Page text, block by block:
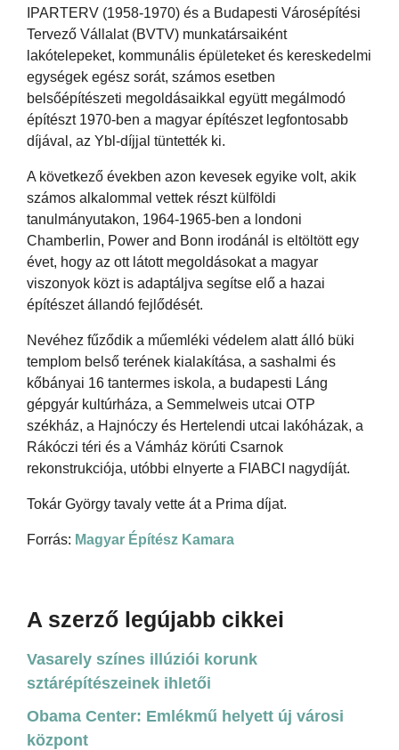
IPARTERV (1958-1970) és a Budapesti Városépítési
Tervező Vállalat (BVTV) munkatársaiként
lakótelepeket, kommunális épületeket és kereskedelmi
egységek egész sorát, számos esetben
belsőépítészeti megoldásaikkal együtt megálmodó
építészt 1970-ben a magyar építészet legfontosabb
díjával, az Ybl-díjjal tüntették ki.
A következő években azon kevesek egyike volt, akik
számos alkalommal vettek részt külföldi
tanulmányutakon, 1964-1965-ben a londoni
Chamberlin, Power and Bonn irodánál is eltöltött egy
évet, hogy az ott látott megoldásokat a magyar
viszonyok közt is adaptáljva segítse elő a hazai
építészet állandó fejlődését.
Nevéhez fűződik a műemléki védelem alatt álló büki
templom belső terének kialakítása, a sashalmi és
kőbányai 16 tantermes iskola, a budapesti Láng
gépgyár kultúrháza, a Semmelweis utcai OTP
székház, a Hajnóczy és Hertelendi utcai lakóházak, a
Rákóczi téri és a Vámház körúti Csarnok
rekonstrukciója, utóbbi elnyerte a FIABCI nagydíját.
Tokár György tavaly vette át a Prima díjat.
Forrás: Magyar Építész Kamara
A szerző legújabb cikkei
Vasarely színes illúziói korunk
sztárépítészeinek ihletői
Obama Center: Emlékmű helyett új városi
központ